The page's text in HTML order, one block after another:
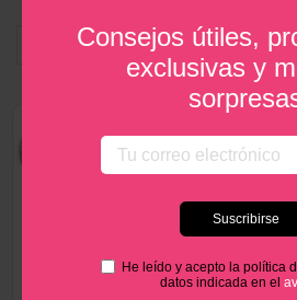
Filtrar
Consejos útiles,
exclusivas y
He leído y acepto la política
datos indicada en el